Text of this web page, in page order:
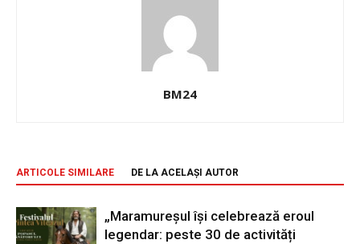
BM24
ARTICOLE SIMILARE DE LA ACELAȘI AUTOR
„Maramureșul își celebrează eroul
legendar: peste 30 de activități